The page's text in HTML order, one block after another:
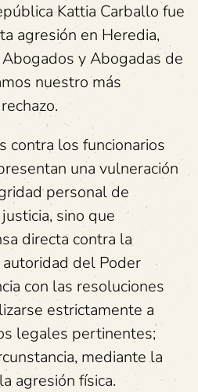
Kattia Carballo fue
agresión en Heredia,
y Abogadas de
nuestro más
contra los funcionarios
una vulneración
personal de
sino que
directa contra la
del Poder
con las resoluciones
estrictamente a
legales pertinentes;
mediante la
agresión física.